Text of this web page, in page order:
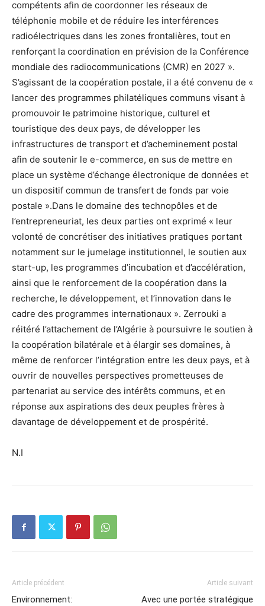
compétents afin de coordonner les réseaux de
téléphonie mobile et de réduire les interférences
radioélectriques dans les zones frontalières, tout en
renforçant la coordination en prévision de la Conférence
mondiale des radiocommunications (CMR) en 2027 ».
S’agissant de la coopération postale, il a été convenu de «
lancer des programmes philatéliques communs visant à
promouvoir le patrimoine historique, culturel et
touristique des deux pays, de développer les
infrastructures de transport et d’acheminement postal
afin de soutenir le e-commerce, en sus de mettre en
place un système d’échange électronique de données et
un dispositif commun de transfert de fonds par voie
postale ».Dans le domaine des technopôles et de
l’entrepreneuriat, les deux parties ont exprimé « leur
volonté de concrétiser des initiatives pratiques portant
notamment sur le jumelage institutionnel, le soutien aux
start-up, les programmes d’incubation et d’accélération,
ainsi que le renforcement de la coopération dans la
recherche, le développement, et l’innovation dans le
cadre des programmes internationaux ». Zerrouki a
réitéré l’attachement de l’Algérie à poursuivre le soutien à
la coopération bilatérale et à élargir ses domaines, à
même de renforcer l’intégration entre les deux pays, et à
ouvrir de nouvelles perspectives prometteuses de
partenariat au service des intérêts communs, et en
réponse aux aspirations des deux peuples frères à
davantage de développement et de prospérité.
N.I
Article précédent
Environnement:
Article suivant
Avec une portée stratégique